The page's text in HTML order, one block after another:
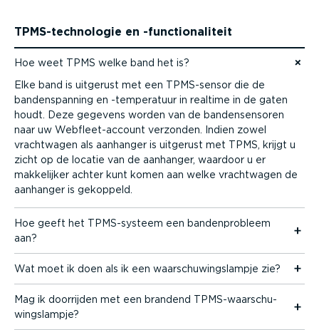
TPMS-­tech­no­logie en -func­ti­o­na­liteit
Hoe weet TPMS welke band het is?
Naar content gaan
Elke band is uitgerust met een TPMS-sensor die de
banden­spanning en -tempe­ratuur in realtime in de gaten
houdt. Deze gegevens worden van de banden­sen­soren
naar uw Webfleet-ac­count verzonden. Indien zowel
vrachtwagen als aanhanger is uitgerust met TPMS, krijgt u
zicht op de locatie van de aanhanger, waardoor u er
makkelijker achter kunt komen aan welke vrachtwagen de
aanhanger is gekoppeld.
Hoe geeft het TPMS-­systeem een banden­pro­bleem
aan?
Wat moet ik doen als ik een waarschu­wings­lampje zie?
Mag ik doorrijden met een brandend TPMS-waar­schu­
wings­lampje?